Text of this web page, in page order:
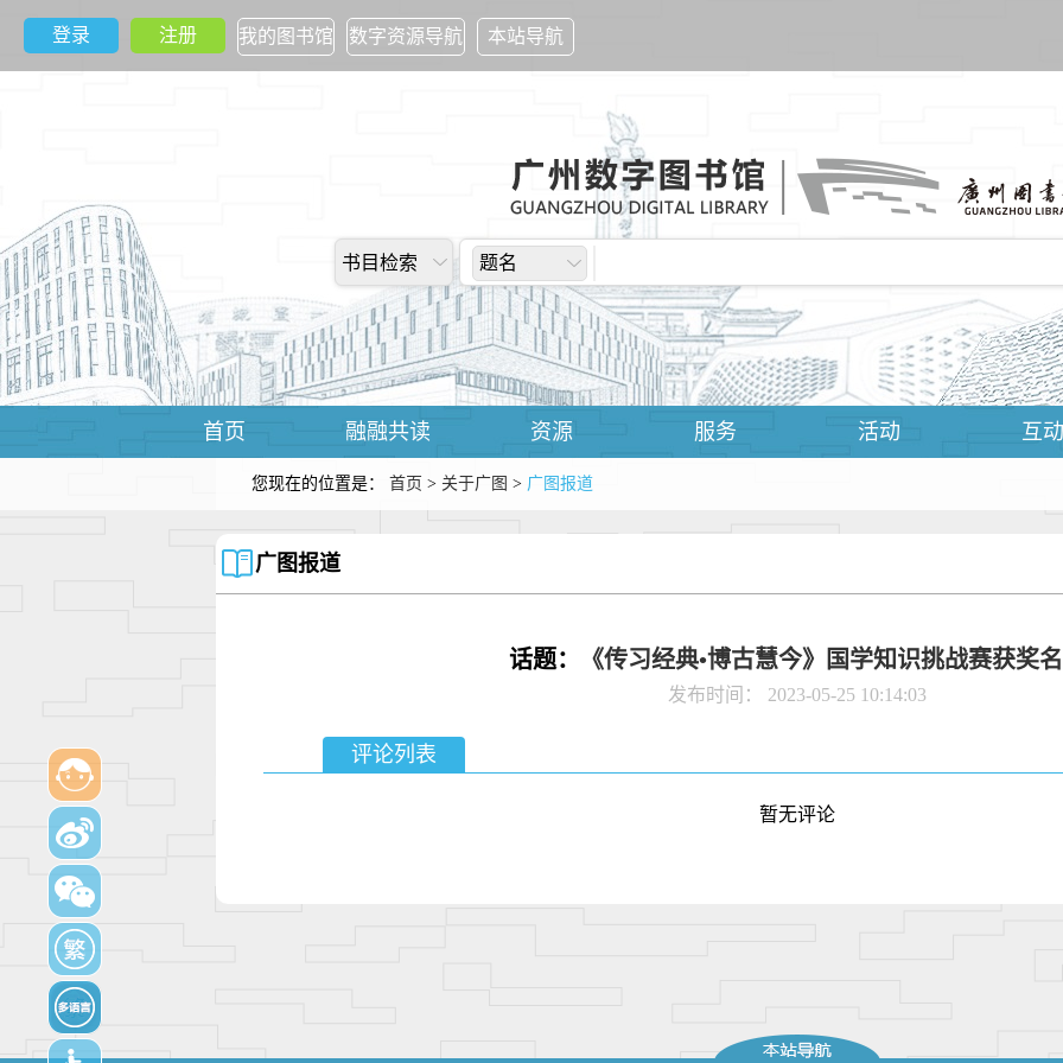
登录 注册 我的图书馆 数字资源导航 本站导航
书目检索 题名
首页 融融共读 资源 服务 活动 互动
您现在的位置是： 首页 > 关于广图 > 广图报道
广图报道
话题： 《传习经典•博古慧今》国学知识挑战赛获奖
发布时间： 2023-05-25 10:14:03
评论列表
暂无评论